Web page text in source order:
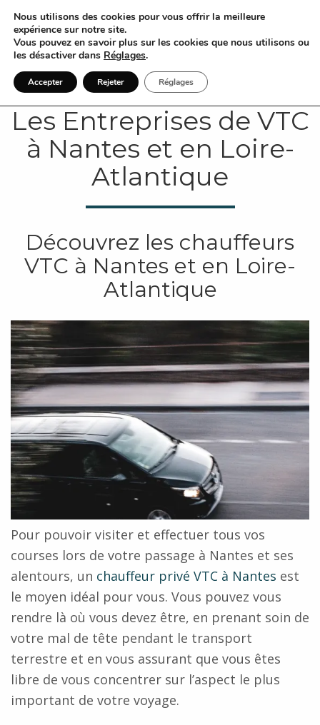
Les Entreprises de VTC
à Nantes et en Loire-
Atlantique
Découvrez les chauffeurs
VTC à Nantes et en Loire-
Atlantique
Pour pouvoir visiter et effectuer tous vos
courses lors de votre passage à Nantes et ses
alentours, un chauffeur privé VTC à Nantes est
le moyen idéal pour vous. Vous pouvez vous
rendre là où vous devez être, en prenant soin de
votre mal de tête pendant le transport
terrestre et en vous assurant que vous êtes
libre de vous concentrer sur l’aspect le plus
important de votre voyage.
Nous utilisons des cookies pour vous offrir la meilleure
expérience sur notre site.
Vous pouvez en savoir plus sur les cookies que nous utilisons ou
les désactiver dans Réglages.
Accepter Rejeter Réglages